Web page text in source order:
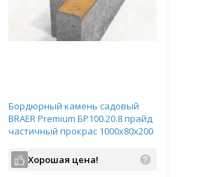
Бордюрный камень садовый
BRAER Premium БР100.20.8 прайд
частичный прокрас 1000х80х200
Хорошая цена!